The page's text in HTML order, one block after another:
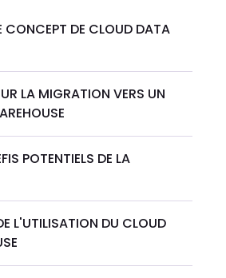
CONCEPT DE CLOUD DATA
LA MIGRATION VERS UN
POTENTIELS DE LA
L'UTILISATION DU CLOUD